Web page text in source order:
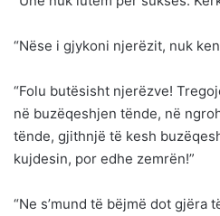
“Nëse i gjykoni njerëzit, nuk
“Folu butësisht njerëzve!
në buzëqeshjen tënde, në
tënde, gjithnjë të kesh
kujdesin, por edhe zemrën!”
“Ne s’mund të bëjmë dot gjëra